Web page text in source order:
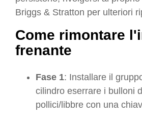
Briggs & Stratton per ulteriori
Come rimontare
frenante
Fase 1: Installare il
cilindro eserrare i bulloni
pollici/libbre con una